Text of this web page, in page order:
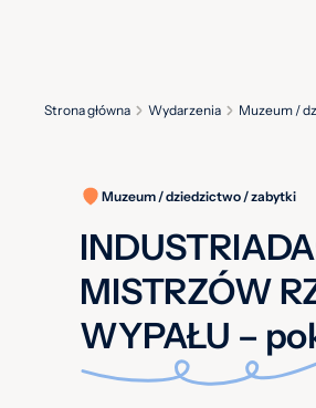
Muzeum /
Wydarzenia
Strona główna
Muzeum / dziedzictwo / zabytki
MISTRZÓW
WYPAŁU –